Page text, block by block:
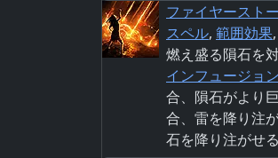
ファイヤースト
スペル, 範囲効果,
燃え盛る隕石を
インフュージョン
合、隕石がより
合、雷を降り注が
石を降り注がせる